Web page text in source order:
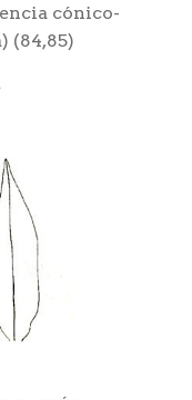
cónico-
(84,85)